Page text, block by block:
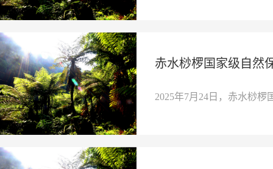
赤水桫椤国家级自然
2025年7月24日，赤水桫